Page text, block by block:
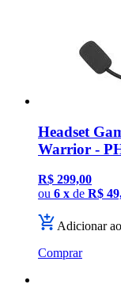
Headset
Warrior -
R$ 299,00
ou 6 x de R$
Adicionar
Comprar